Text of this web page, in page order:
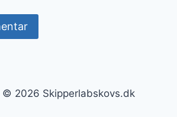
© 2026 Skipperlabskovs.dk